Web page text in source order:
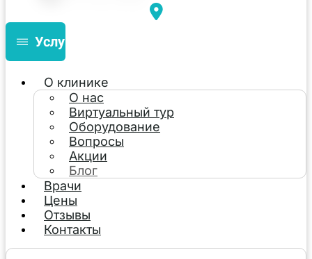
Услуги
О клинике
О нас
Виртуальный тур
Оборудование
Вопросы
Акции
Блог
Врачи
Цены
Отзывы
Контакты